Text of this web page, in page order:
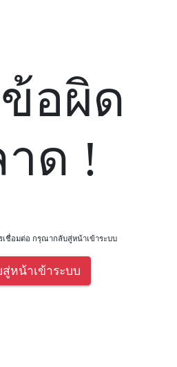
อผิด
ด !
เชื่อมต่อ กรุณากลับสู่หน้าเข้าระบบ
หน้าเข้าระบบ